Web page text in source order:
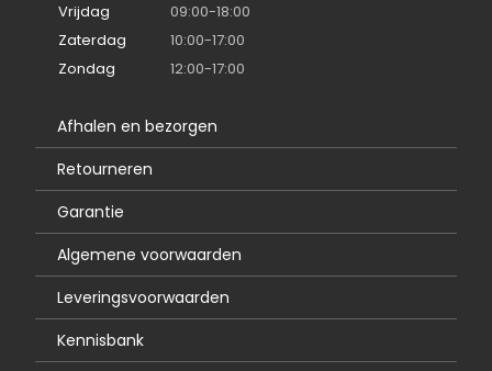
Vrijdag
09:00-18:00
Zaterdag
10:00-17:00
Zondag
12:00-17:00
Afhalen en bezorgen
Retourneren
Garantie
Algemene voorwaarden
Leveringsvoorwaarden
Kennisbank